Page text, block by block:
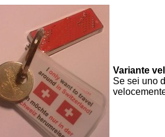
Variante
Se sei uno